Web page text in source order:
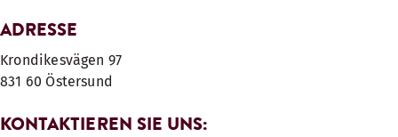
ADRESSE
Krondikesvägen 97
831 60 Östersund
KONTAKTIEREN SIE UNS: